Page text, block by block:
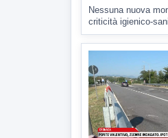
7 AGOSTO 2026
Miasmi e
attraverso il
Nessuna nuova
criticità igienico-